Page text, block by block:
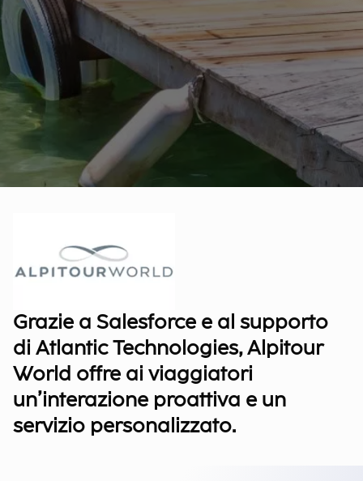
Grazie a Salesforce e al supporto
di Atlantic Technologies, Alpitour
World offre ai viaggiatori
un’interazione proattiva e un
servizio personalizzato.